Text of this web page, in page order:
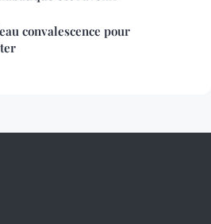
convalescence pour